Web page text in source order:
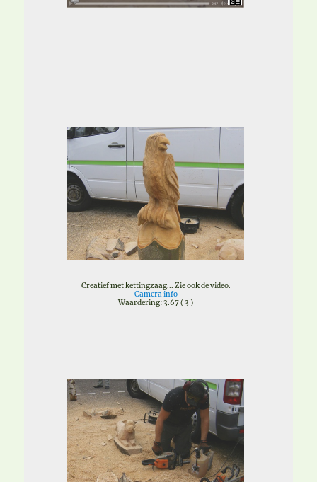
Creatief met kettingzaag... Zie ook de video.
Camera info
Waardering: 3.67 ( 3 )